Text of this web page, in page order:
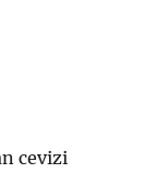
cevizi